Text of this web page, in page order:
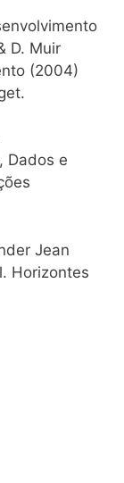
D. Muir
(2004)
Dados e
Jean
Horizontes